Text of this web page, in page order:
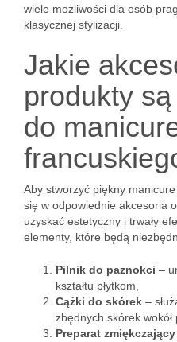
wiele możliwości dla osób
klasycznej stylizacji.
Jakie
produkty
do
Aby stworzyć piękny
się w odpowiednie akcesoria
uzyskać estetyczny i trwały
elementy, które będą
Pilnik do paznokci –
kształtu płytkom,
Cążki do skórek –
zbędnych skórek wokół
Preparat